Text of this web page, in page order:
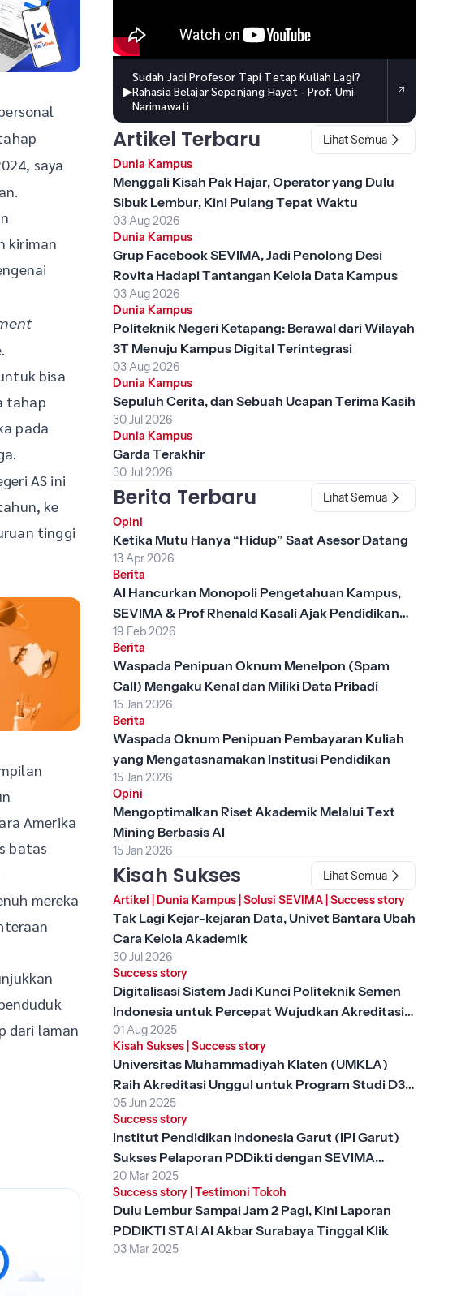
saya
kiriman
bisa
tahap
pada
AS ini
ke
tinggi
Amerika
batas
mereka
dari laman
▶
Sudah Jadi Profesor Tapi Tetap Kuliah Lagi?
Rahasia Belajar Sepanjang Hayat - Prof. Umi
Narimawati
Artikel Terbaru
Lihat Semua
Dunia Kampus
Menggali Kisah Pak Hajar, Operator yang Dulu
Sibuk Lembur, Kini Pulang Tepat Waktu
03 Aug 2026
Dunia Kampus
Grup Facebook SEVIMA, Jadi Penolong Desi
Rovita Hadapi Tantangan Kelola Data Kampus
03 Aug 2026
Dunia Kampus
Politeknik Negeri Ketapang: Berawal dari Wilayah
3T Menuju Kampus Digital Terintegrasi
03 Aug 2026
Dunia Kampus
Sepuluh Cerita, dan Sebuah Ucapan Terima Kasih
30 Jul 2026
Dunia Kampus
Garda Terakhir
30 Jul 2026
Berita Terbaru
Lihat Semua
Opini
Ketika Mutu Hanya “Hidup” Saat Asesor Datang
13 Apr 2026
Berita
AI Hancurkan Monopoli Pengetahuan Kampus,
SEVIMA & Prof Rhenald Kasali Ajak Pendidikan
Tinggi Berubah
19 Feb 2026
Berita
Waspada Penipuan Oknum Menelpon (Spam
Call) Mengaku Kenal dan Miliki Data Pribadi
15 Jan 2026
Berita
Waspada Oknum Penipuan Pembayaran Kuliah
yang Mengatasnamakan Institusi Pendidikan
15 Jan 2026
Opini
Mengoptimalkan Riset Akademik Melalui Text
Mining Berbasis AI
15 Jan 2026
Kisah Sukses
Lihat Semua
Artikel Dunia Kampus| Solusi SEVIMA| Success story
Tak Lagi Kejar-kejaran Data, Univet Bantara Ubah
Cara Kelola Akademik
30 Jul 2026
Success story
Digitalisasi Sistem Jadi Kunci Politeknik Semen
Indonesia untuk Percepat Wujudkan Akreditasi
Unggul
01 Aug 2025
Kisah Sukses| Success story
Universitas Muhammadiyah Klaten (UMKLA)
Raih Akreditasi Unggul untuk Program Studi D3
Keperawatan dengan SEVIMA Platform
05 Jun 2025
Success story
Institut Pendidikan Indonesia Garut (IPI Garut)
Sukses Pelaporan PDDikti dengan SEVIMA
Platform
20 Mar 2025
Success story| Testimoni Tokoh
Dulu Lembur Sampai Jam 2 Pagi, Kini Laporan
PDDIKTI STAI Al Akbar Surabaya Tinggal Klik
03 Mar 2025